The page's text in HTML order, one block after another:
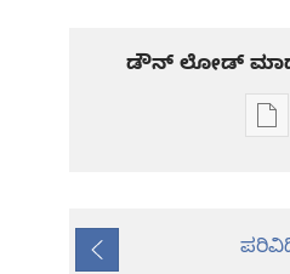
ಡೌನ್ ಲೋಡ್
ಹಿಂದಿನದು